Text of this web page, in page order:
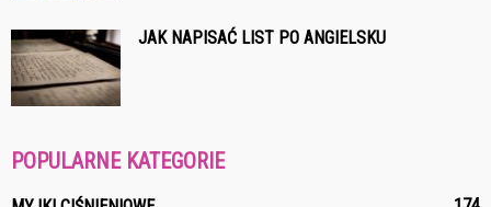
JAK NAPISAĆ LIST PO ANGIELSKU
POPULARNE KATEGORIE